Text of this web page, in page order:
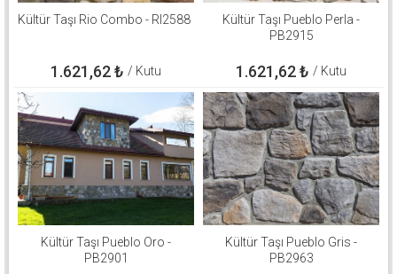
Kültür Taşı Rio Combo - RI2588
1.621,62₺ / Kutu
Kültür Taşı Pueblo Perla -
PB2915
1.621,62₺ / Kutu
Kültür Taşı Pueblo Oro -
PB2901
Kültür Taşı Pueblo Gris -
PB2963